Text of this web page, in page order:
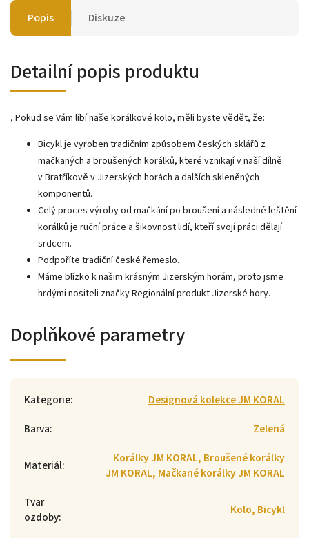
Popis Diskuze
Detailní popis produktu
, Pokud se Vám líbí naše korálkové kolo, měli byste vědět, že:
Bicykl je vyroben tradičním způsobem českých sklářů z
mačkaných a broušených korálků, které vznikají v naší dílně
v Bratříkově v Jizerských horách a dalších skleněných
komponentů.
Celý proces výroby od mačkání po broušení a následné leštění
korálků je ruční práce a šikovnost lidí, kteří svojí práci dělají
srdcem.
Podpoříte tradiční české řemeslo.
Máme blízko k našim krásným Jizerským horám, proto jsme
hrdými nositeli značky Regionální produkt Jizerské hory.
Doplňkové parametry
Kategorie:
Designová kolekce JM KORAL
Barva: Zelená
Materiál:
Korálky JM KORAL, Broušené korálky
JM KORAL, Mačkané korálky JM KORAL
Tvar
ozdoby: Kolo, Bicykl